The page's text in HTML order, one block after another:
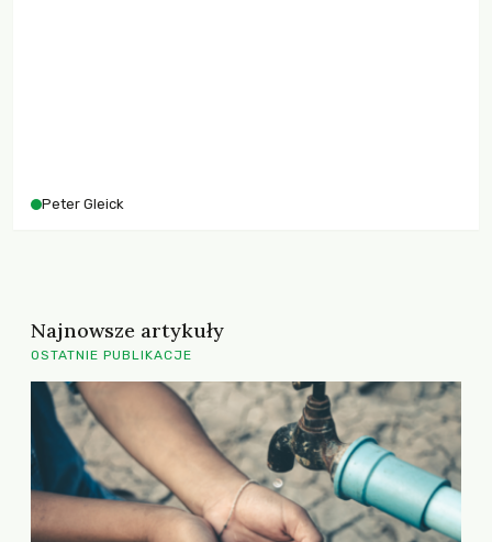
Peter Gleick
Najnowsze artykuły
OSTATNIE PUBLIKACJE